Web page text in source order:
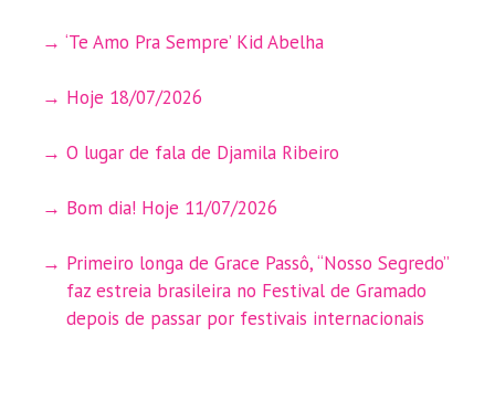
‘Te Amo Pra Sempre’ Kid Abelha
Hoje 18/07/2026
O lugar de fala de Djamila Ribeiro
Bom dia! Hoje 11/07/2026
Primeiro longa de Grace Passô, “Nosso Segredo”
faz estreia brasileira no Festival de Gramado
depois de passar por festivais internacionais